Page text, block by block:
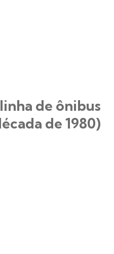
de ônibus
de 1980)